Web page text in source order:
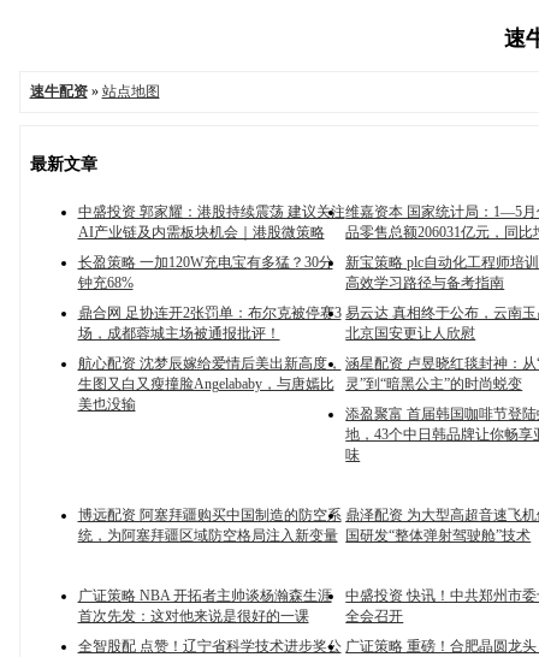
速
速牛配资» 站点地图
最新文章
中盛投资 郭家耀：港股持续震荡 建议关注
AI产业链及内需板块机会｜港股微策略
维嘉资本 国家统计局：1—5
品零售总额206031亿元，同比
长盈策略 一加120W充电宝有多猛？30分
钟充68%
新宝策略 plc自动化工程师培
高效学习路径与备考指南
鼎合网 足协连开2张罚单：布尔克被停赛3
场，成都蓉城主场被通报批评！
易云达 真相终于公布，云南
北京国安更让人欣慰
航心配资 沈梦辰嫁给爱情后美出新高度，
生图又白又瘦撞脸Angelababy，与唐嫣比
美也没输
涵星配资 卢昱晓红毯封神：从
灵”到“暗黑公主”的时尚蜕变
添盈聚富 首届韩国咖啡节登
地，43个中日韩品牌让你畅享
味
博远配资 阿塞拜疆购买中国制造的防空系
统，为阿塞拜疆区域防空格局注入新变量
鼎泽配资 为大型高超音速飞
国研发“整体弹射驾驶舱”技术
广证策略 NBA 开拓者主帅谈杨瀚森生涯
首次先发：这对他来说是很好的一课
中盛投资 快讯！中共郑州市
全会召开
全智股配 点赞！辽宁省科学技术进步奖公 广证策略 重磅！合肥晶圆龙